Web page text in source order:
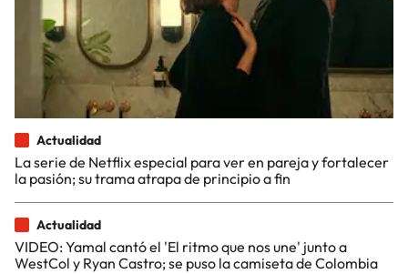
Actualidad
La serie de Netflix especial para ver en pareja y fortalecer
la pasión; su trama atrapa de principio a fin
Actualidad
VIDEO: Yamal cantó el 'El ritmo que nos une' junto a
WestCol y Ryan Castro; se puso la camiseta de Colombia